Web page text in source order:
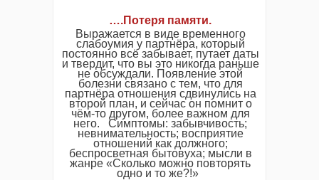
….Потеря памяти.
Выражается в виде временного
слабоумия у партнёра, который
постоянно всё забывает, путает даты
и твердит, что вы это никогда раньше
не обсуждали. Появление этой
болезни связано с тем, что для
партнёра отношения сдвинулись на
второй план, и сейчас он помнит о
чём-то другом, более важном для
него. Симптомы: забывчивость;
невнимательность; восприятие
отношений как должного;
беспросветная бытовуха; мысли в
жанре «Сколько можно повторять
одно и то же?!»